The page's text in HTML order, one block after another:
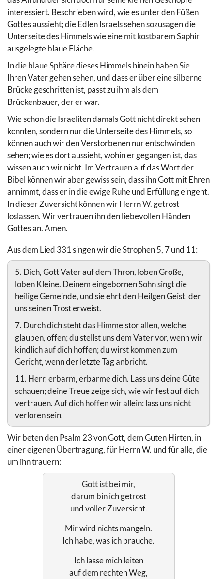
interessiert. Beschrieben wird, wie es unter den Füßen
Gottes aussieht; die Edlen Israels sehen sozusagen die
Unterseite des Himmels wie eine mit kostbarem Saphir
ausgelegte blaue Fläche.
In die blaue Sphäre dieses Himmels hinein haben Sie
Ihren Vater gehen sehen, und dass er über eine silberne
Brücke geschritten ist, passt zu ihm als dem
Brückenbauer, der er war.
Wie schon die Israeliten damals Gott nicht direkt sehen
konnten, sondern nur die Unterseite des Himmels, so
können auch wir den Verstorbenen nur entschwinden
sehen; wie es dort aussieht, wohin er gegangen ist, das
wissen auch wir nicht. Im Vertrauen auf das Wort der
Bibel können wir aber gewiss sein, dass ihn Gott mit Ehren
annimmt, dass er in die ewige Ruhe und Erfüllung eingeht.
In dieser Zuversicht können wir Herrn W. getrost
loslassen. Wir vertrauen ihn den liebevollen Händen
Gottes an. Amen.
Aus dem Lied 331 singen wir die Strophen 5, 7 und 11:
5. Dich, Gott Vater auf dem Thron, loben Große,
loben Kleine. Deinem eingebornen Sohn singt die
heilige Gemeinde, und sie ehrt den Heilgen Geist, der
uns seinen Trost erweist.
7. Durch dich steht das Himmelstor allen, welche
glauben, offen; du stellst uns dem Vater vor, wenn wir
kindlich auf dich hoffen; du wirst kommen zum
Gericht, wenn der letzte Tag anbricht.
11. Herr, erbarm, erbarme dich. Lass uns deine Güte
schauen; deine Treue zeige sich, wie wir fest auf dich
vertrauen. Auf dich hoffen wir allein: lass uns nicht
verloren sein.
Wir beten den Psalm 23 von Gott, dem Guten Hirten, in
einer eigenen Übertragung, für Herrn W. und für alle, die
um ihn trauern:
Gott ist bei mir,
darum bin ich getrost
und voller Zuversicht.
Mir wird nichts mangeln.
Ich habe, was ich brauche.
Ich lasse mich leiten
auf dem rechten Weg,